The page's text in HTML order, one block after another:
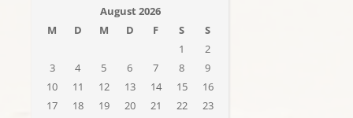
August 2026
M
D M D F S
S
1
2
3
4 5 6 7 8
9
10
11 12 13 14 15
16
17
18 19 20 21 22
23